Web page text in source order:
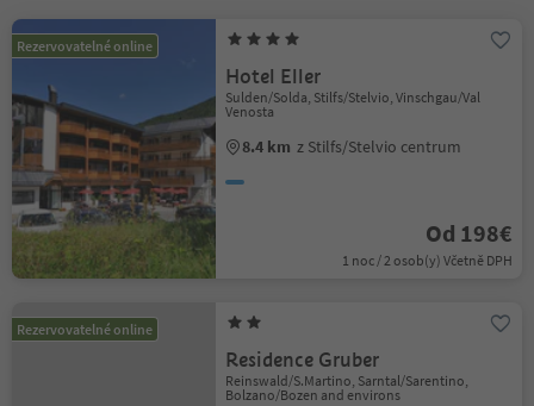
Rezervovatelné online
Hotel Eller
Sulden/Solda, Stilfs/Stelvio, Vinschgau/Val
Venosta
8.4 km z Stilfs/Stelvio centrum
Od 198€
1 noc / 2 osob(y) Včetně DPH
Rezervovatelné online
Residence Gruber
Reinswald/S.Martino, Sarntal/Sarentino,
Bolzano/Bozen and environs